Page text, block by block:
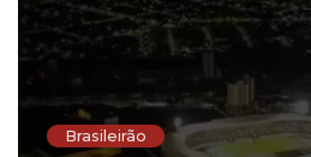
Brasileirão